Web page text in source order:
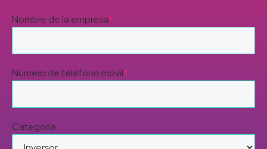
Nombre de la empresa*
Número de teléfono móvil*
Categoría